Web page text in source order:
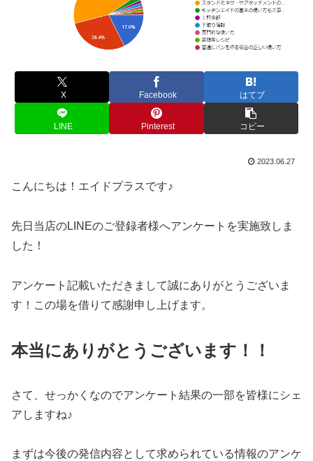
X Facebook はてブ
LINE Pinterest コピー
2023.06.27
こんにちは！エイドプラスです♪
先日当店のLINEのご登録者様へアンケートを実施致しま
した！
アンケート記載いただきまして誠にありがとうございま
す！この場を借りて感謝申し上げます。
本当にありがとうございます！！
さて、せっかくなのでアンケート結果の一部を皆様にシェ
アしますね♪
まずは今後の発信内容として求められている情報のアンケ